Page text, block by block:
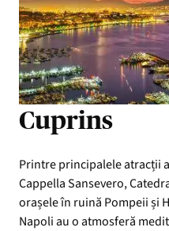
Cuprins
Printre principalele atracții
Cappella Sansevero,
orașele în ruină Pompeii și
Napoli au o atmosferă